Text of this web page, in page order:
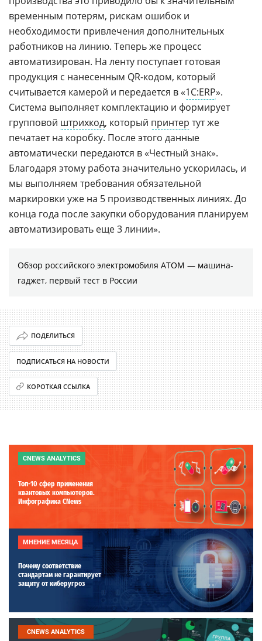
временным потерям, рискам ошибок и
необходимости привлечения дополнительных
работников на линию. Теперь же процесс
автоматизирован. На ленту поступает готовая
продукция с нанесенным QR-кодом, который
считывается камерой и передается в «1С:ERP».
Система выполняет комплектацию и формирует
групповой штрихкод, который принтер тут же
печатает на коробку. После этого данные
автоматически передаются в «Честный знак».
Благодаря этому работа значительно ускорилась, и
мы выполняем требования обязательной
маркировки уже на 5 производственных линиях. До
конца года после закупки оборудования планируем
автоматизировать еще 3 линии».
Обзор российского электромобиля АТОМ — машина-
гаджет, первый тест в России
ПОДЕЛИТЬСЯ
ПОДПИСАТЬСЯ НА НОВОСТИ
КОРОТКАЯ ССЫЛКА
CNEWS ANALYTICS
Топ-10 сфер применения
квантовых компьютеров.
Инфографика CNews
МНЕНИЕ МЕСЯЦА
Почему соответствие
стандартам не гарантирует
защиту от киберугроз
CNEWS ANALYTICS